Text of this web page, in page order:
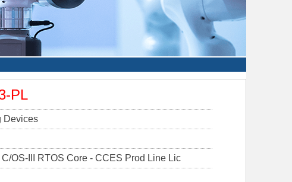
PL
Devices
OS-III RTOS Core - CCES Prod Line Lic